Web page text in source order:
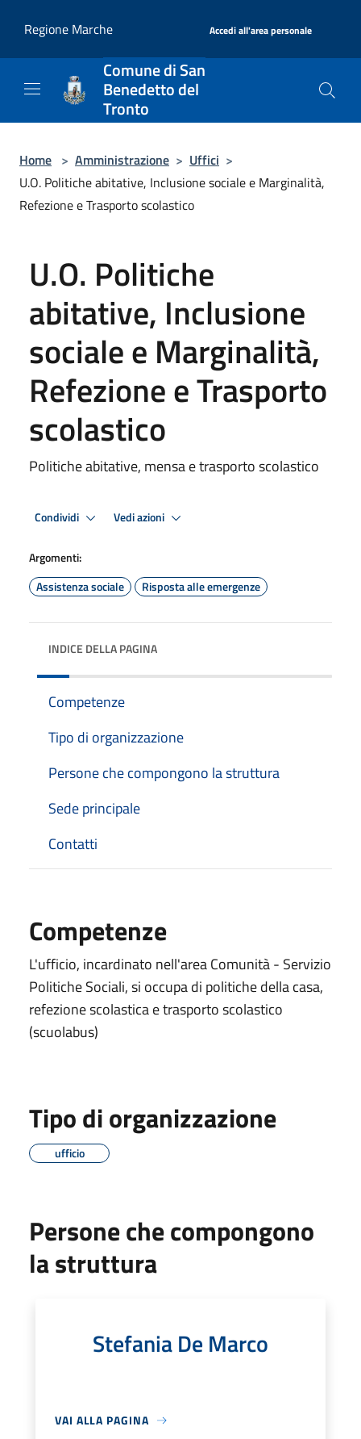
Regione Marche
Accedi all'area personale
Comune di San
Benedetto del
Tronto
Home > Amministrazione > Uffici >
U.O. Politiche abitative, Inclusione sociale e Marginalità,
Refezione e Trasporto scolastico
U.O. Politiche
abitative, Inclusione
sociale e Marginalità,
Refezione e Trasporto
scolastico
Politiche abitative, mensa e trasporto scolastico
Condividi Vedi azioni
Argomenti:
Assistenza sociale
Risposta alle emergenze
INDICE DELLA PAGINA
Competenze
Tipo di organizzazione
Persone che compongono la struttura
Sede principale
Contatti
Competenze
L'ufficio, incardinato nell'area Comunità - Servizio
Politiche Sociali, si occupa di politiche della casa,
refezione scolastica e trasporto scolastico
(scuolabus)
Tipo di organizzazione
ufficio
Persone che compongono
la struttura
Stefania De Marco
VAI ALLA PAGINA